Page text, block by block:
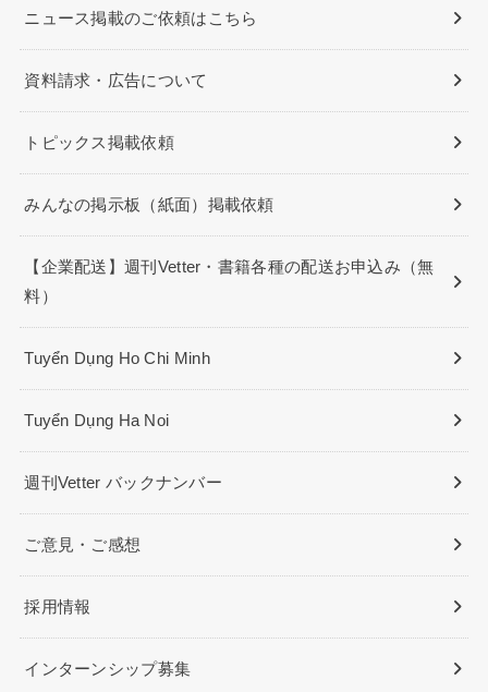
ニュース掲載のご依頼はこちら
資料請求・広告について
トピックス掲載依頼
みんなの掲示板（紙面）掲載依頼
【企業配送】週刊Vetter・書籍各種の配送お申込み（無
料）
Tuyển Dụng Ho Chi Minh
Tuyển Dụng Ha Noi
週刊Vetter バックナンバー
ご意見・ご感想
採用情報
インターンシップ募集